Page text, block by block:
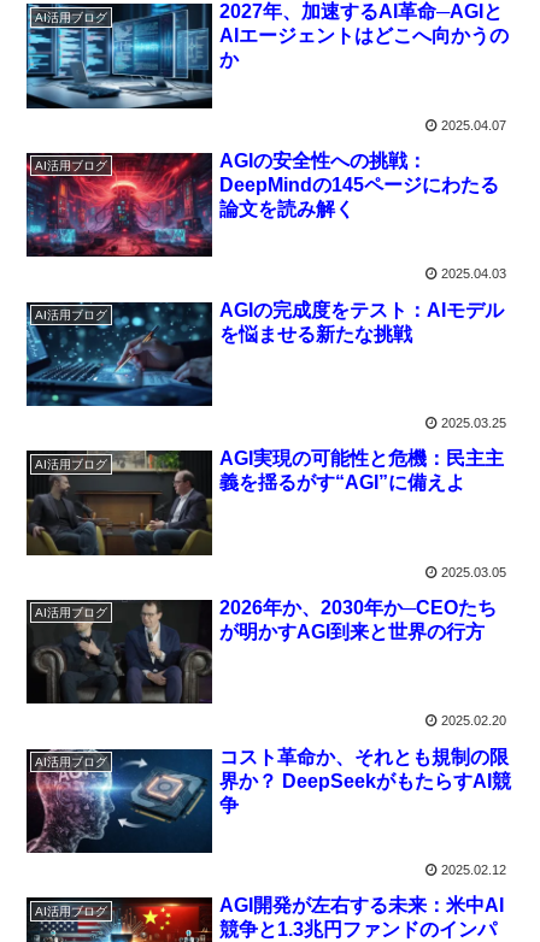
AI活用ブログ
2027年、加速するAI革命─AGIと
AIエージェントはどこへ向かうの
か
2025.04.07
AI活用ブログ
AGIの安全性への挑戦：
DeepMindの145ページにわたる
論文を読み解く
2025.04.03
AI活用ブログ
AGIの完成度をテスト：AIモデル
を悩ませる新たな挑戦
2025.03.25
AI活用ブログ
AGI実現の可能性と危機：民主主
義を揺るがす“AGI”に備えよ
2025.03.05
AI活用ブログ
2026年か、2030年か─CEOたち
が明かすAGI到来と世界の行方
2025.02.20
AI活用ブログ
コスト革命か、それとも規制の限
界か？ DeepSeekがもたらすAI競
争
2025.02.12
AI活用ブログ
AGI開発が左右する未来：米中AI
競争と1.3兆円ファンドのインパ